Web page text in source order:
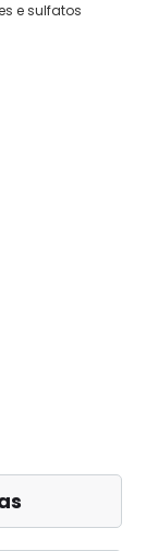
e sulfatos